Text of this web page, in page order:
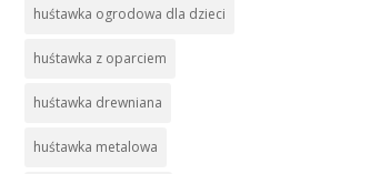
huśtawka ogrodowa dla dzieci
huśtawka z oparciem
huśtawka drewniana
huśtawka metalowa